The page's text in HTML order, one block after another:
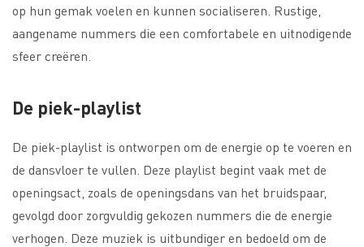
op hun gemak voelen en kunnen socialiseren. Rustige,
aangename nummers die een comfortabele en uitnodigende
sfeer creëren.
De piek-playlist
De piek-playlist is ontworpen om de energie op te voeren en
de dansvloer te vullen. Deze playlist begint vaak met de
openingsact, zoals de openingsdans van het bruidspaar,
gevolgd door zorgvuldig gekozen nummers die de energie
verhogen. Deze muziek is uitbundiger en bedoeld om de